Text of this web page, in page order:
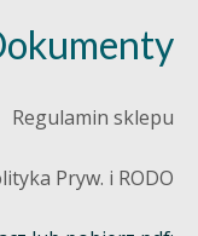
Regulamin sklepu
Pryw. i RODO